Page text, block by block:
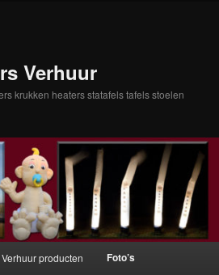
Verhuur
krukken heaters statafels tafels stoelen
Verhuur producten Foto’s